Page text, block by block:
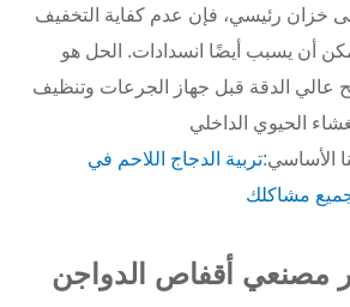
خزان رئيسي، فإن عدم كفاية التخفيف
أن يسبب أيضًا انسدادات. الحل هو
عالي الدقة قبل جهاز الجرعات وتنظيف
الأساسي:تربية الدجاج اللاحم في
مصنعي أقفاص الدواجن